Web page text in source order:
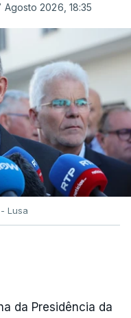
2026, 18:35
Lusa
da Presidência da